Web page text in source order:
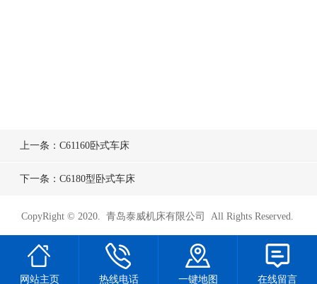
上一条：C61160卧式车床
下一条：C6180型卧式车床
CopyRight © 2020. 青岛泰威机床有限公司 All Rights Reserved.
网站主页 热线电话 一键地图 在线留言